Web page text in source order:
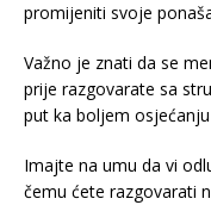
promijeniti svoje
Važno je znati da se
prije razgovarate sa
put ka boljem
Imajte na umu da vi
čemu ćete razgovarati